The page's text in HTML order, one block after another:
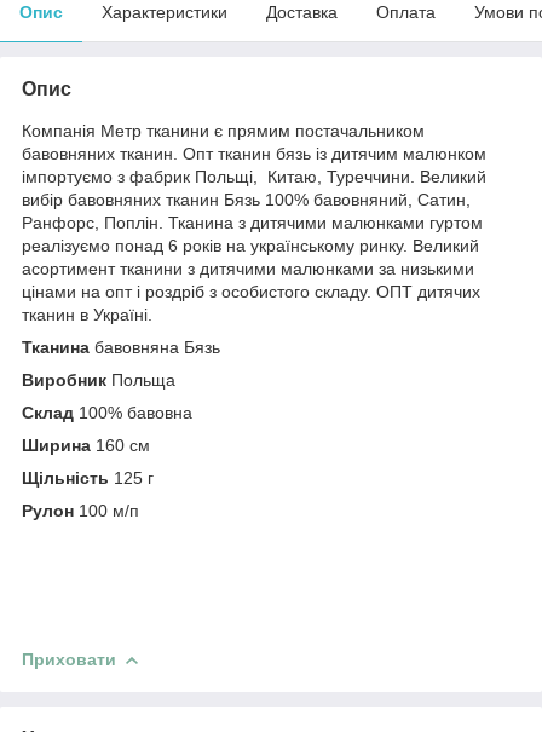
Опис Характеристики Доставка Оплата Умови
Опис
Компанія Метр тканини є прямим постачальником
бавовняних тканин. Опт тканин бязь із дитячим малюнком
імпортуємо з фабрик Польщі, Китаю, Туреччини. Великий
вибір бавовняних тканин Бязь 100% бавовняний, Сатин,
Ранфорс, Поплін. Тканина з дитячими малюнками гуртом
реалізуємо понад 6 років на українському ринку. Великий
асортимент тканини з дитячими малюнками за низькими
цінами на опт і роздріб з особистого складу. ОПТ дитячих
тканин в Україні.
Тканина бавовняна Бязь
Виробник Польща
Склад 100% бавовна
Ширина 160 см
Щільність 125 г
Рулон 100 м/п
Приховати